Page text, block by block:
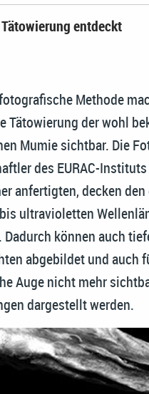
entdeckt
Methode
Tätowierung der wohl
Mumie sichtbar. Die
des EURAC-
anfertigten, decken
ultravioletten
Dadurch können auch
abgebildet und auch
Auge nicht mehr
dargestellt werden.